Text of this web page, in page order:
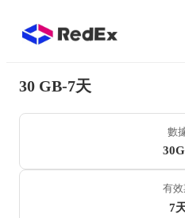
30 GB-7天
數
有效
7